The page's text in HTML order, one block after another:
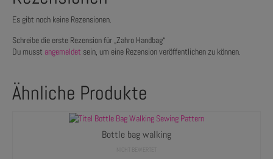
Es gibt noch keine Rezensionen.
Schreibe die erste Rezension für „Zahro Handbag“
Du musst angemeldet sein, um eine Rezension veröffentlichen zu können.
Ähnliche Produkte
Bottle bag walking